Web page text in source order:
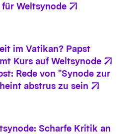
Weltsynode
im Vatikan? Papst
Kurs auf Weltsynode
Rede von "Synode zur
abstrus zu sein
Scharfe Kritik an